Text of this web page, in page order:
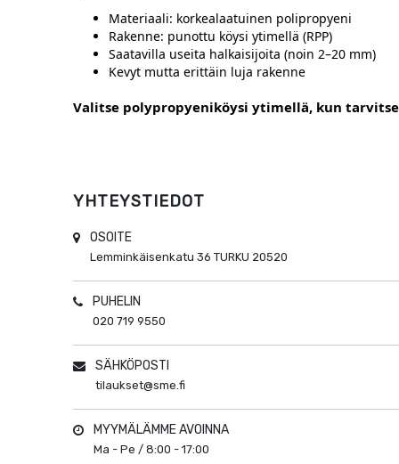
Materiaali: korkealaatuinen polipropyeni
Rakenne: punottu köysi ytimellä (RPP)
Saatavilla useita halkaisijoita (noin 2–20 mm)
Kevyt mutta erittäin luja rakenne
Valitse polypropyeniköysi ytimellä, kun
YHTEYSTIEDOT
OSOITE
Lemminkäisenkatu 36 TURKU 20520
PUHELIN
020 719 9550
SÄHKÖPOSTI
tilaukset@sme.fi
MYYMÄLÄMME AVOINNA
Ma - Pe / 8:00 - 17:00